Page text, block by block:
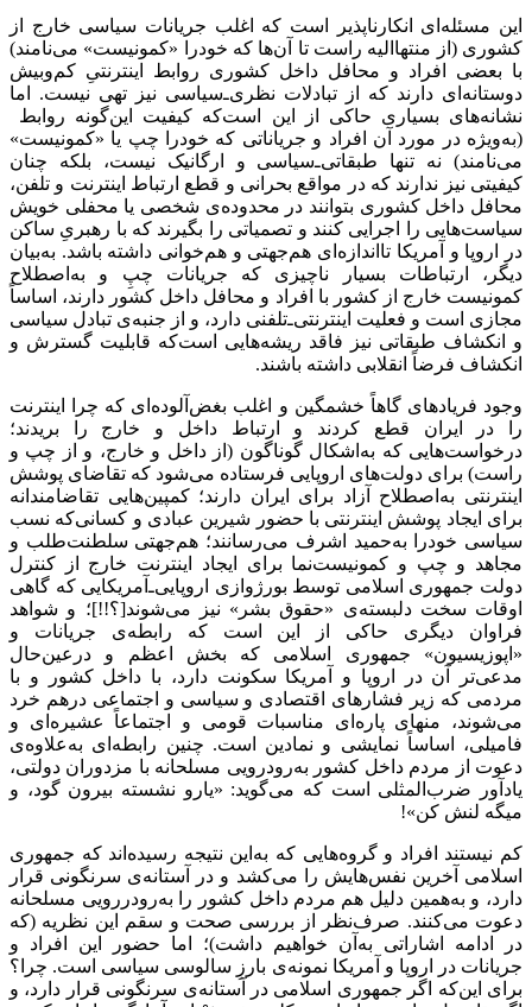
این مسئله‌ای انکارناپذیر است که اغلب جریانات سیاسی خارج از
کشوری (از منتهاالیه راست تا آن‌ها که خودرا «کمونیست» می‌نامند)
با بعضی افراد و محافل داخل کشوری روابط اینترنتیِ کم‌وبیش
دوستانه‌‌ای دارند که از تبادلات نظری‌ـ‌سیاسی نیز تهی نیست. اما
نشانه‌های بسیاری حاکی از این است‌که کیفیت این‌گونه روابط
(به‌ویژه در مورد آن افراد و جریاناتی که خودرا چپ یا «کمونیست»
می‌نامند) نه تنها طبقاتی‌ـ‌سیاسی و ارگانیک نیست، بلکه چنان
کیفیتی نیز ندارند که در مواقع بحرانی و قطع ارتباط اینترنت و تلفن،
محافل داخل کشوری بتوانند در محدوده‌ی شخصی یا محفلی خویش
سیاست‌هایی را اجرایی کنند و تصمیاتی را بگیرند که با رهبریِ ساکن
در اروپا و آمریکا تااندازه‌ای هم‌جهتی و هم‌خوانی داشته باشد. به‌بیان
دیگر، ارتباطات بسیار ناچیزی که جریانات چپِ و به‌اصطلاح
کمونیست خارج از کشور با افراد و محافل داخل کشور دارند، اساساً
مجازی است و فعلیت اینترنتی‌ـ‌تلفنی دارد، و از جنبه‌ی تبادل سیاسی‌‌
و انکشاف طبقاتی نیز فاقد ریشه‌هایی است‌که قابلیت گسترش و
انکشاف فرضاً انقلابی داشته باشند.
وجود فریادهای گاهاً خشمگین و اغلب بغض‌آلوده‌ای که چرا اینترنت
را در ایران قطع کردند و ارتباط داخل و خارج را بریدند؛
درخواست‌هایی که به‌اشکال گوناگون (از داخل و خارج، و از چپ و
راست) برای دولت‌های اروپایی فرستاده می‌شود که تقاضای پوشش
اینترنتی به‌اصطلاح آزاد برای ایران دارند؛ کمپین‌هایی تقاضامندانه‌
برای ایجاد پوشش اینترنتی با حضور شیرین عبادی و کسانی‌که نسب
سیاسی خودرا به‌حمید اشرف می‌رسانند؛ هم‌جهتی سلطنت‌طلب و
مجاهد و چپ و کمونیست‌نما برای ایجاد ‌اینترنت خارج از کنترل
دولت جمهوری اسلامی توسط بورژوازی اروپایی‌ـ‌آمریکایی که گاهی
اوقات سخت دلبسته‌ی «حقوق بشر» نیز می‌شوند[؟!!]؛ و شواهد
فراوان دیگری حاکی از این است که رابطه‌ی جریانات و
«اپوزیسیون» جمهوری اسلامی که بخش اعظم و درعین‌حال
مدعی‌تر آن در اروپا و آمریکا سکونت دارد، با داخل کشور و با
مردمی که زیر فشارهای اقتصادی و سیاسی و اجتماعی درهم خرد
می‌شوند، منهای پاره‌ای مناسبات قومی و اجتماعاً عشیره‌ای و
فامیلی، اساساً نمایشی و نمادین است. چنین رابطه‌ای به‌علاوه‌ی
دعوت از مردم داخل کشور به‌رودرویی ‌مسلحانه با مزدوران دولتی،
یادآور ضرب‌المثلی است که می‌گوید: «یارو نشسته بیرون گود، و
میگه لنش کن»!
کم نیستند افراد و گروه‌هایی که به‌این نتیجه رسیده‌اند که جمهوری
اسلامی آخرین نفس‌هایش را می‌کشد و در آستانه‌ی سرنگونی قرار
دارد، و به‌همین دلیل هم مردم داخل کشور را به‌رودررویی مسلحانه
دعوت می‌کنند. صرف‌نظر از بررسی صحت و سقم این نظریه (که
در ادامه اشاراتی به‌آن خواهیم داشت)؛ اما حضور این افراد و
جریانات در اروپا و آمریکا نمونه‌ی بارزِ سالوسی سیاسی است. چرا؟
برای این‌که اگر جمهوری اسلامی در آستانه‌ی سرنگونی قرار دارد، و